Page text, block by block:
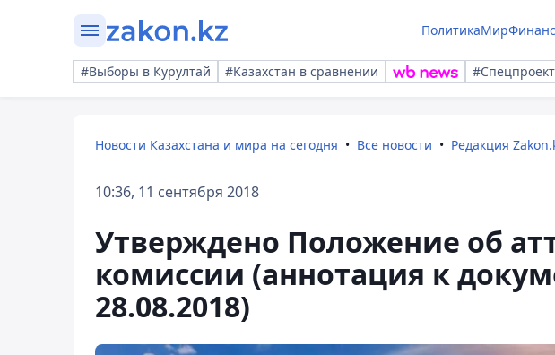
ПолитикаМир
#Выборы в Курултай #Казахстан в сравнении
Новости Казахстана и мира на сегодня Все новости Редакция
10:36, 11 сентября 2018
Утверждено Положение об
комиссии (аннотация к
28.08.2018)